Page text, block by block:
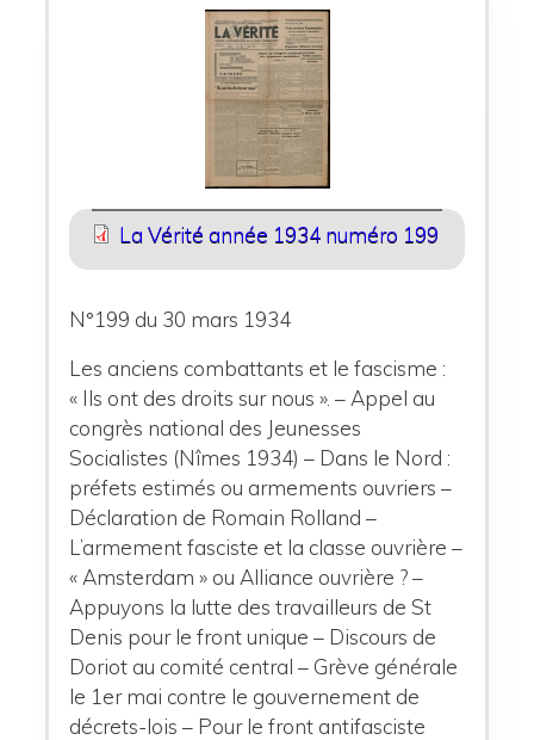
La Vérité année 1934 numéro 199
N°199 du 30 mars 1934
Les anciens combattants et le fascisme :
« Ils ont des droits sur nous ». – Appel au
congrès national des Jeunesses
Socialistes (Nîmes 1934) – Dans le Nord :
préfets estimés ou armements ouvriers –
Déclaration de Romain Rolland –
L’armement fasciste et la classe ouvrière –
« Amsterdam » ou Alliance ouvrière ? –
Appuyons la lutte des travailleurs de St
Denis pour le front unique – Discours de
Doriot au comité central – Grève générale
le 1 ermai contre le gouvernement de
décrets-lois – Pour le front antifasciste